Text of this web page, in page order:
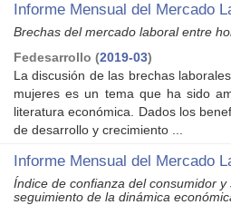
Informe Mensual del Mercado
Brechas del mercado laboral entre
Fedesarrollo (2019-03)
La discusión de las brechas
mujeres es un tema que ha sido
literatura económica. Dados los
de desarrollo y crecimiento ...
Informe Mensual del Mercado
Índice de confianza del consumidor y
seguimiento de la dinámica